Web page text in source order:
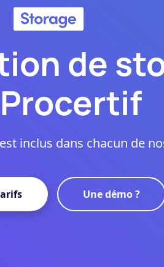
de
inclus dans chacun de
Une démo ?